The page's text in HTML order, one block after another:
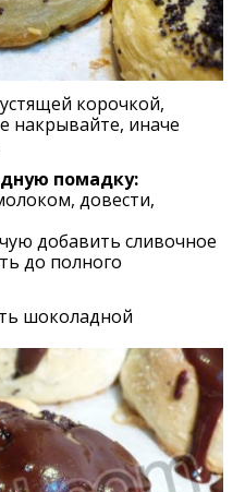
корочкой,
накрывайте, иначе
помадку:
довести,
добавить сливочное
до полного
шоколадной